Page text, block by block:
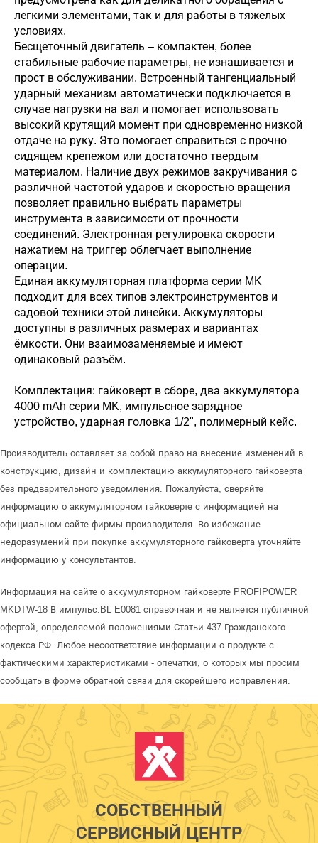
легкими элементами, так и для работы в тяжелых
условиях.
Бесщеточный двигатель – компактен, более
стабильные рабочие параметры, не изнашивается и
прост в обслуживании. Встроенный тангенциальный
ударный механизм автоматически подключается в
случае нагрузки на вал и помогает использовать
высокий крутящий момент при одновременно низкой
отдаче на руку. Это помогает справиться с прочно
сидящем крепежом или достаточно твердым
материалом. Наличие двух режимов закручивания с
различной частотой ударов и скоростью вращения
позволяет правильно выбрать параметры
инструмента в зависимости от прочности
соединений. Электронная регулировка скорости
нажатием на триггер облегчает выполнение
операции.
Единая аккумуляторная платформа серии MK
подходит для всех типов электроинструментов и
садовой техники этой линейки. Аккумуляторы
доступны в различных размерах и вариантах
ёмкости. Они взаимозаменяемые и имеют
одинаковый разъём.
Комплектация: гайковерт в сборе, два аккумулятора
4000 mAh серии MK, импульсное зарядное
устройство, ударная головка 1/2", полимерный кейс.
Производитель оставляет за собой право на внесение изменений в
конструкцию, дизайн и комплектацию аккумуляторного гайковерта
без предварительного уведомления. Пожалуйста, сверяйте
информацию о аккумуляторном гайковерте с информацией на
официальном сайте фирмы-производителя. Во избежание
недоразумений при покупке аккумуляторного гайковерта уточняйте
информацию у консультантов.
Информация на сайте о аккумуляторном гайковерте PROFIPOWER
MKDTW-18 В импульс.BL E0081 справочная и не является публичной
офертой, определяемой положениями Статьи 437 Гражданского
кодекса РФ. Любое несоответствие информации о продукте с
фактическими характеристиками - опечатки, о которых мы просим
сообщать в форме обратной связи для скорейшего исправления.
СОБСТВЕННЫЙ
СЕРВИСНЫЙ ЦЕНТР